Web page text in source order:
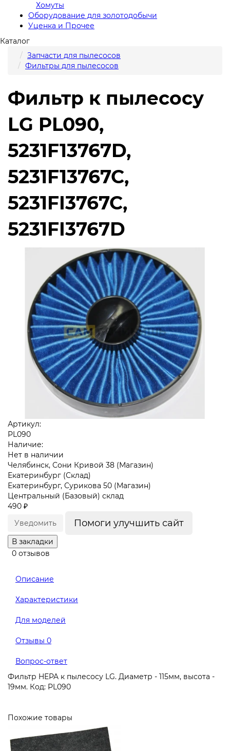
Хомуты
Оборудование для золотодобычи
Уценка и Прочее
Каталог
Запчасти для пылесосов
Фильтры для пылесосов
Фильтр к пылесосу
LG PL090,
5231F13767D,
5231F13767C,
5231FI3767C,
5231FI3767D
Артикул:
PL090
Наличие:
Нет в наличии
Челябинск, Сони Кривой 38 (Магазин)
Екатеринбург (Склад)
Екатеринбург, Сурикова 50 (Магазин)
Центральный (Базовый) склад
490 ₽
Уведомить
Помоги улучшить сайт
В закладки
0 отзывов
Описание
Характеристики
Для моделей
Отзывы 0
Вопрос-ответ
Фильтр HEPA к пылесосу LG. Диаметр - 115мм, высота -
19мм. Код: PL090
Похожие товары